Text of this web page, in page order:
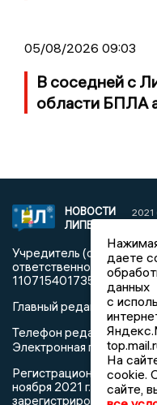
05/08/2026 09:03
В соседней с
области БПЛА
НОВОСТИ
ЛИПЕЦКА
2021
Учредитель
ответственностью
1107154017354)
Главный редактор:
Телефон редакции: +7
Электронная почта
Регистрационный
ноября 2021 г. согласно
зарегистрированных
даете
данных
с
На
cookie.
сайте,